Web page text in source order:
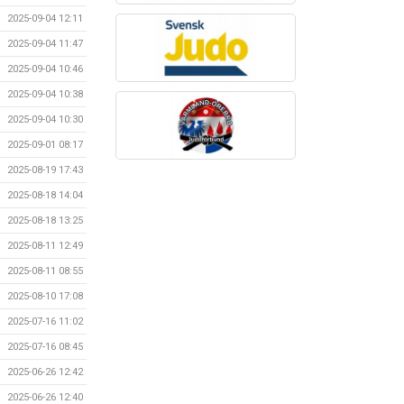
2025-09-04 12:11
2025-09-04 11:47
2025-09-04 10:46
2025-09-04 10:38
2025-09-04 10:30
2025-09-01 08:17
2025-08-19 17:43
2025-08-18 14:04
2025-08-18 13:25
2025-08-11 12:49
2025-08-11 08:55
2025-08-10 17:08
2025-07-16 11:02
2025-07-16 08:45
2025-06-26 12:42
2025-06-26 12:40